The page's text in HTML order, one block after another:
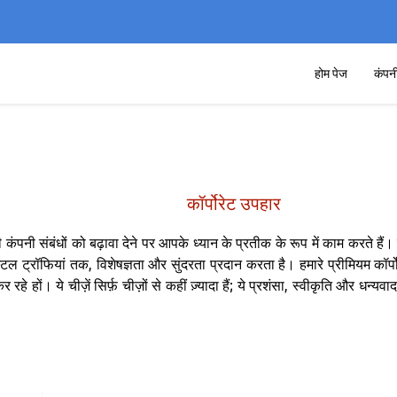
होम पेज
कॉर्पोरेट उपहार
कंपनी संबंधों को बढ़ावा देने पर आपके ध्यान के प्रतीक के रूप में काम करते
तक, विशेषज्ञता और सुंदरता प्रदान करता है। हमारे प्रीमियम
हों। ये चीज़ें सिर्फ़ चीज़ों से कहीं ज़्यादा हैं; ये प्रशंसा, स्वीकृति और धन्यवाद